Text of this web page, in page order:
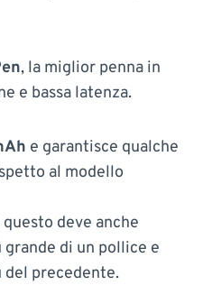
, la miglior penna in
e bassa latenza.
e garantisce qualche
al modello
deve anche
di un pollice e
del precedente.